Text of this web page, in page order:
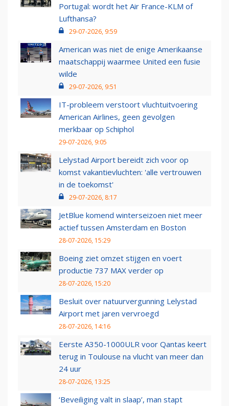
Portugal: wordt het Air France-KLM of
Lufthansa?
29-07-2026, 9:59
American was niet de enige Amerikaanse
maatschappij waarmee United een fusie
wilde
29-07-2026, 9:51
IT-probleem verstoort vluchtuitvoering
American Airlines, geen gevolgen
merkbaar op Schiphol
29-07-2026, 9:05
Lelystad Airport bereidt zich voor op
komst vakantievluchten: 'alle vertrouwen
in de toekomst'
29-07-2026, 8:17
JetBlue komend winterseizoen niet meer
actief tussen Amsterdam en Boston
28-07-2026, 15:29
Boeing ziet omzet stijgen en voert
productie 737 MAX verder op
28-07-2026, 15:20
Besluit over natuurvergunning Lelystad
Airport met jaren vervroegd
28-07-2026, 14:16
Eerste A350-1000ULR voor Qantas keert
terug in Toulouse na vlucht van meer dan
24 uur
28-07-2026, 13:25
‘Beveiliging valt in slaap’, man stapt